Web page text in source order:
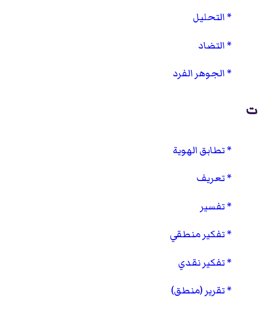
التحليل
التضاد
الجوهر الفرد
ت
تطابق الهوية
تعريف
تفسير
تفكير منطقي
تفكير نقدي
تقرير (منطق)